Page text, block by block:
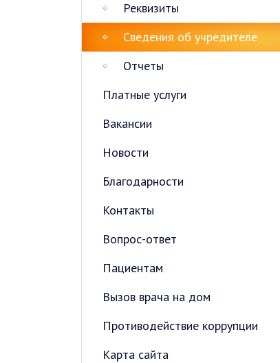
Реквизиты
Сведения об учредителе
Отчеты
Платные услуги
Вакансии
Новости
Благодарности
Контакты
Вопрос-ответ
Пациентам
Вызов врача на дом
Противодействие коррупции
Карта сайта